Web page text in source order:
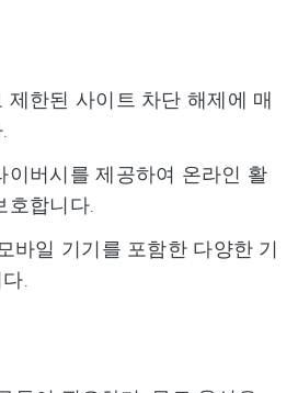
제한된 사이트 차단 해제에 매
이버시를 제공하여 온라인 활
호합니다.
바일 기기를 포함한 다양한 기
.